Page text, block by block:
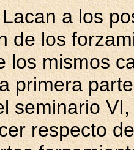
a los
de los
los mismos
primera
seminario
respecto